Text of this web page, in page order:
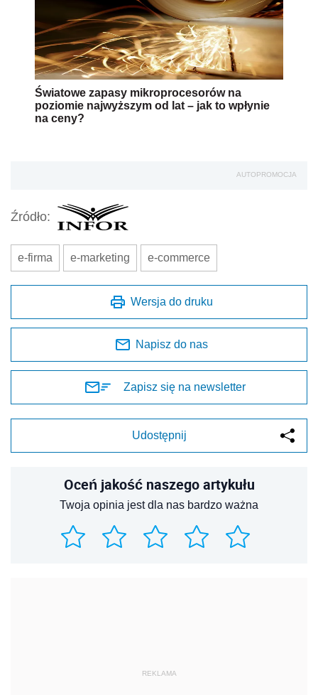
Światowe zapasy mikroprocesorów na
poziomie najwyższym od lat – jak to wpłynie
na ceny?
AUTOPROMOCJA
Źródło:
e-firma e-marketing e-commerce
Wersja do druku
Napisz do nas
Zapisz się na newsletter
Udostępnij
Oceń jakość naszego artykułu
Twoja opinia jest dla nas bardzo ważna
REKLAMA